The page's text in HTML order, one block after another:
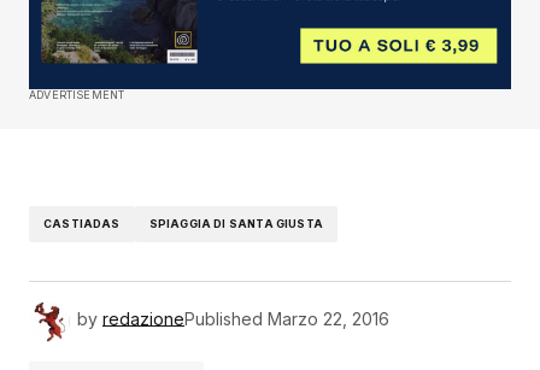
ADVERTISEMENT
CASTIADAS SPIAGGIA DI SANTA GIUSTA
by redazionePublished Marzo 22, 2016